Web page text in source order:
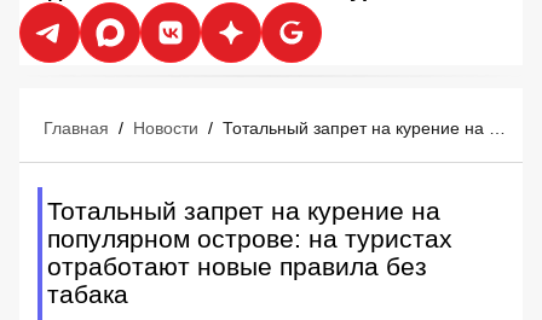
Главная / Новости /
Тотальный запрет на курение на
популярном острове: на туристах
отработают новые правила без
табака